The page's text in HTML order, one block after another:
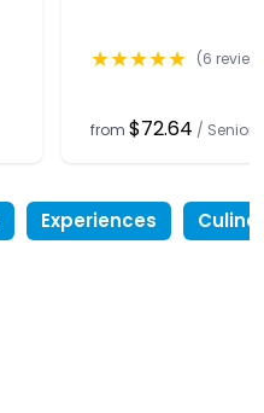
★★★★★ (6
from $72.64 / Senior
Experiences